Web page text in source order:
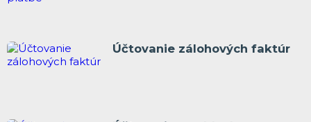
Účtovanie zálohových faktúr